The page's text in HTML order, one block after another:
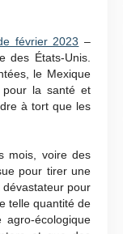
février 2023 –
des États-Unis.
le Mexique
pour la santé et
à tort que les
mois, voire des
pour tirer une
pour
telle quantité de
écologique